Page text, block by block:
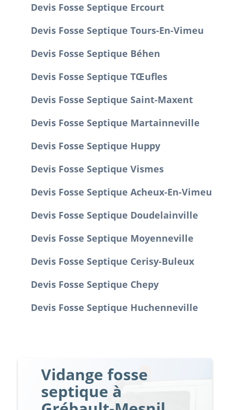
Devis Fosse Septique Ercourt
Devis Fosse Septique Tours-En-Vimeu
Devis Fosse Septique Béhen
Devis Fosse Septique Tœufles
Devis Fosse Septique Saint-Maxent
Devis Fosse Septique Martainneville
Devis Fosse Septique Huppy
Devis Fosse Septique Vismes
Devis Fosse Septique Acheux-En-Vimeu
Devis Fosse Septique Doudelainville
Devis Fosse Septique Moyenneville
Devis Fosse Septique Cerisy-Buleux
Devis Fosse Septique Chepy
Devis Fosse Septique Huchenneville
Vidange fosse
septique à